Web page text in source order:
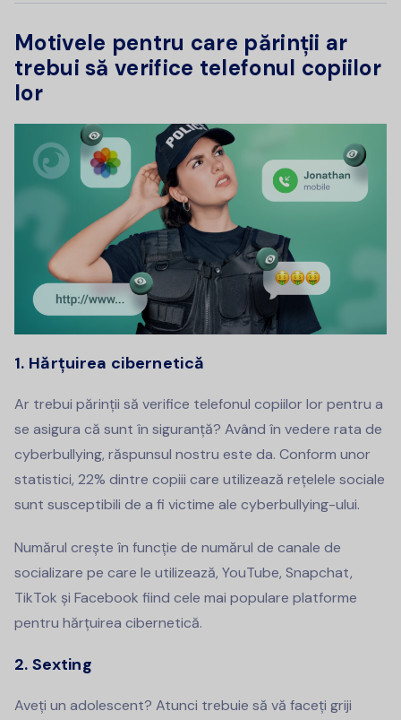
Motivele pentru care părinții ar
trebui să verifice telefonul copiilor
lor
1. Hărțuirea cibernetică
Ar trebui părinții să verifice telefonul copiilor lor pentru a
se asigura că sunt în siguranță? Având în vedere rata de
cyberbullying, răspunsul nostru este da. Conform unor
statistici, 22% dintre copiii care utilizează rețelele sociale
sunt susceptibili de a fi victime ale cyberbullying-ului.
Numărul crește în funcție de numărul de canale de
socializare pe care le utilizează, YouTube, Snapchat,
TikTok și Facebook fiind cele mai populare platforme
pentru hărțuirea cibernetică.
2. Sexting
Aveți un adolescent? Atunci trebuie să vă faceți griji